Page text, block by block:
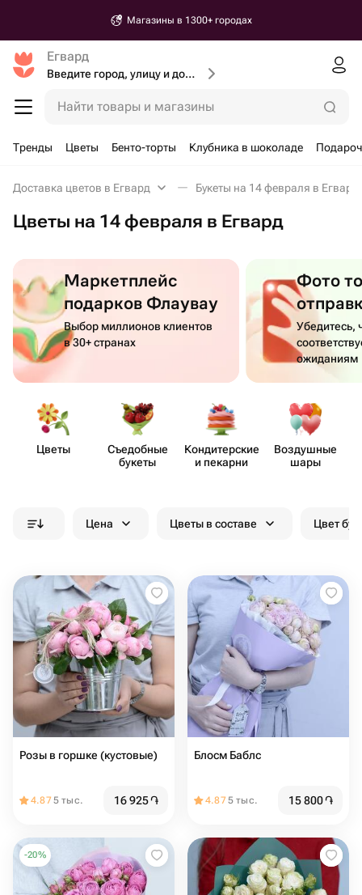
Магазины в 1300+ городах
Егвард
Введите город, улицу и дом доставки
Найти товары и магазины
Тренды Цветы Бенто-торты Клубника в шоколаде
Доставка цветов в Егвард Букеты на 14 февраля в Егвард
Цветы на 14 февраля в Егвард
Маркетплейс
подарков Флаувау
Выбор миллионов клиентов
в 30+ странах
Фото
Убедитесь,
ожиданиям
Цветы
Съедобные
букеты
Кондит​ерские
и пекарни
Воздушные
шары
Цена Цветы в составе Цвет
Розы в горшке (кустовые)
4.875 тыс. 16 925֏
Блосм Баблс
4.875 тыс. 15 800֏
-20%